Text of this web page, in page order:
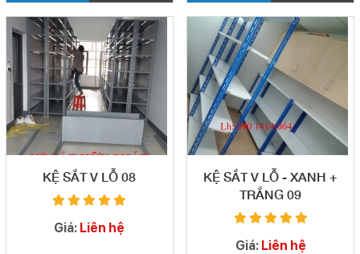
KỆ SẮT V LỖ 08
Giá: Liên hệ
KỆ SẮT V LỖ - XANH +
TRẮNG 09
Giá: Liên hệ